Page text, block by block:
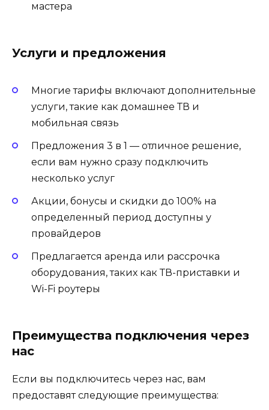
мастера
Услуги и предложения
Многие тарифы включают дополнительные
услуги, такие как домашнее ТВ и
мобильная связь
Предложения 3 в 1 — отличное решение,
если вам нужно сразу подключить
несколько услуг
Акции, бонусы и скидки до 100% на
определенный период доступны у
провайдеров
Предлагается аренда или рассрочка
оборудования, таких как ТВ-приставки и
Wi-Fi роутеры
Преимущества подключения через
нас
Если вы подключитесь через нас, вам
предоставят следующие преимущества: